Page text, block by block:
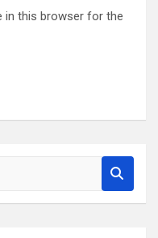
in this browser for the